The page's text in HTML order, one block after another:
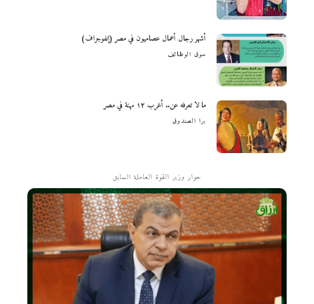
أشهر رجال أعمال عصاميون في مصر (إنفوجراف)
سوق الوظائف
ما لا تعرفه عن.. أغرب ١٢ مهنة في مصر
برا الصندوق
حوار وزير القوة العاملة السابق